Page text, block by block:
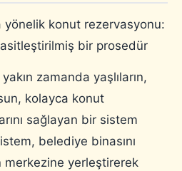
yönelik konut rezervasyonu:
bir prosedür
zamanda yaşlıların,
kolayca konut
sağlayan bir sistem
belediye binasını
merkezine yerleştirerek